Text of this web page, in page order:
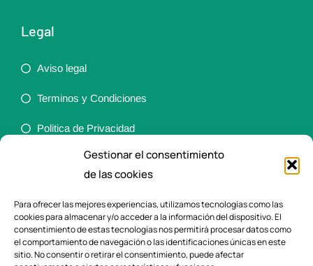
Gestionar el consentimiento
de las cookies
Para ofrecer las mejores experiencias, utilizamos tecnologías como las
cookies para almacenar y/o acceder a la información del dispositivo. El
consentimiento de estas tecnologías nos permitirá procesar datos como
el comportamiento de navegación o las identificaciones únicas en este
sitio. No consentir o retirar el consentimiento, puede afectar
Legal
Aviso legal
Terminos y Condiciones
Politica de Privacidad
Política de cookies (UE)
Ortopedia